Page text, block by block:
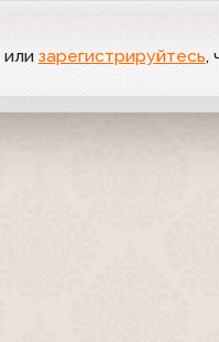
или зарегистрируйтесь,